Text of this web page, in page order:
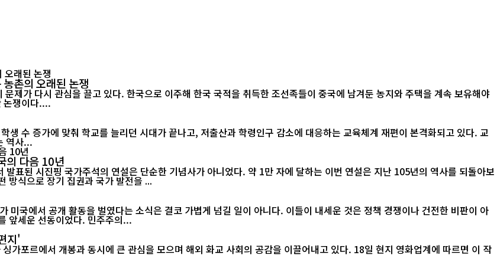
촌의 오래된 논쟁
제가 다시 관심을 끌고 있다. 한국으로 이주해 한국 국적을 취득한 조선족들이 중국에 남겨둔 농지와 주택을 계속 보유해야
논쟁이다....
수 증가에 맞춰 학교를 늘리던 시대가 끝나고, 저출산과 학령인구 감소에 대응하는 교육체계 재편이 본격화되고 있다. 교
역사...
의 다음 10년
표된 시진핑 국가주석의 연설은 단순한 기념사가 아니었다. 약 1만 자에 달하는 이번 연설은 지난 105년의 역사를 되돌아보
방식으로 장기 집권과 국가 발전을 ...
미국에서 공개 활동을 벌였다는 소식은 결코 가볍게 넘길 일이 아니다. 이들이 내세운 것은 정책 경쟁이나 건전한 비판이 아
앞세운 선동이었다. 민주주의...
지'
동시에 큰 관심을 모으며 해외 화교 사회의 공감을 이끌어내고 있다. 18일 현지 영화업계에 따르면 이 작